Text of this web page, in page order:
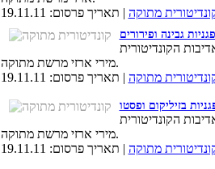
מתוקה | תאריך פרסום: 19.11.11
גבינה ופירורים
הקונדיטורית
מירי ארזי מרשת מתוקה.
מתוקה | תאריך פרסום: 19.11.11
בזיליקום ופסטו
הקונדיטורית
מירי ארזי מרשת מתוקה.
מתוקה | תאריך פרסום: 19.11.11